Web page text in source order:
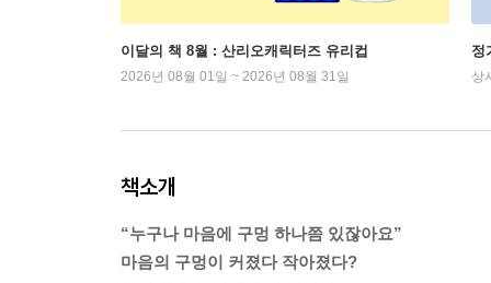
이달의 책 8월 : 산리오캐릭터즈 유리컵
2026년 08월 01일 ~ 2026년 08월 31일
정
상
책소개
“누구나 마음에 구멍 하나쯤 있잖아요”
마음의 구멍이 커졌다 작아졌다?